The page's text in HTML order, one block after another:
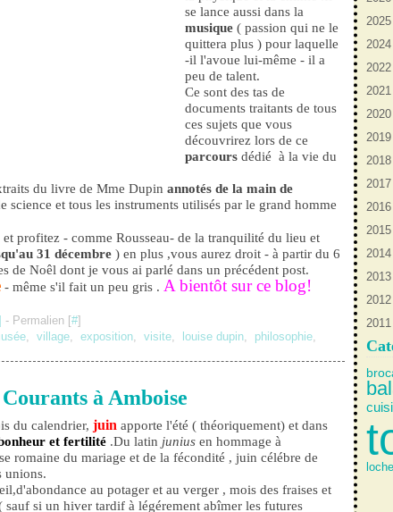
se lance aussi dans la
musique ( passion qui ne le
quittera plus ) pour laquelle
-il l'avoue lui-même - il a
peu de talent.
Ce sont des tas de
documents traitants de tous
ces sujets que vous
découvrirez lors de ce
parcours dédié à la vie du
du livre de Mme Dupin annotés de la main de
science et tous les instruments utilisés par le grand homme
et profitez - comme Rousseau- de la tranquilité du lieu et
31 décembre ) en plus ,vous aurez droit - à partir du 6
de Noêl dont je vous ai parlé dans un précédent post.
- même s'il fait un peu gris . A bientôt sur ce blog!
- Permalien [#]
, village, exposition, visite, louise dupin, philosophie,
à Amboise
du calendrier, juin apporte l'été ( théoriquement) et dans
et fertilité .Du latin junius en hommage à
romaine du mariage et de la fécondité , juin célébre de
unions.
au potager et au verger , mois des fraises et
sauf si un hiver tardif à légérement abîmer les futures
2025
2024
2022
2021
2020
2019
2018
2017
2016
2015
2014
2013
2012
2011